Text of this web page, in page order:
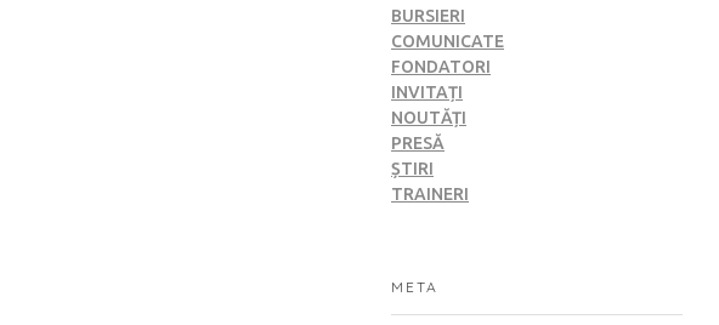
BURSIERI
COMUNICATE
FONDATORI
INVITAȚI
NOUTĂȚI
PRESĂ
ȘTIRI
TRAINERI
META